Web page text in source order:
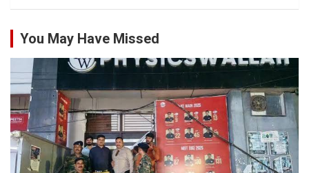
You May Have Missed